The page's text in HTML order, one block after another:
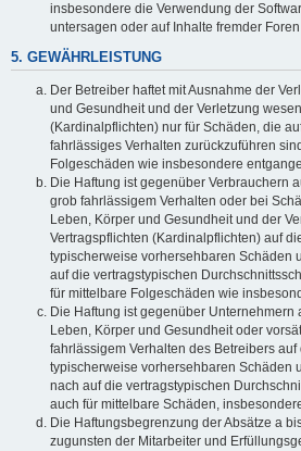
insbesondere die Verwendung der
untersagen oder auf Inhalte fremder
5. GEWÄHRLEISTUNG
Der Betreiber haftet mit Ausnahme der
und Gesundheit und der Verletzung
(Kardinalpflichten) nur für Schäden, die
fahrlässiges Verhalten zurückzuführen
Folgeschäden wie insbesondere
Die Haftung ist gegenüber Verbrauchern
grob fahrlässigem Verhalten oder bei
Leben, Körper und Gesundheit und der
Vertragspflichten (Kardinalpflichten) auf
typischerweise vorhersehbaren Schäden
auf die vertragstypischen
für mittelbare Folgeschäden wie
Die Haftung ist gegenüber Unternehmern
Leben, Körper und Gesundheit oder
fahrlässigem Verhalten des Betreibers
typischerweise vorhersehbaren Schäden
nach auf die vertragstypischen
auch für mittelbare Schäden,
Die Haftungsbegrenzung der Absätze a
zugunsten der Mitarbeiter und